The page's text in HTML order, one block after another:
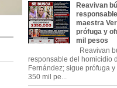
Reavivan
maestra
prófuga y
mil pesos
Reavivan
responsable del homicidio
Fernández; sigue prófuga
350 mil pe...